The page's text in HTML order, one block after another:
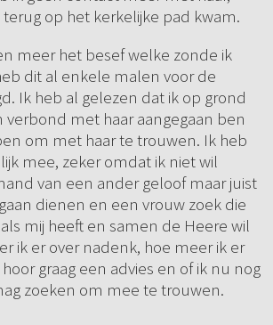
op het kerkelijke pad kwam.
meer het besef welke zonde ik
dit al enkele malen voor de
Ik heb al gelezen dat ik op grond
verbond met haar aangegaan ben
om met haar te trouwen. Ik heb
mee, zeker omdat ik niet wil
van een ander geloof maar juist
dienen en een vrouw zoek die
mij heeft en samen de Heere wil
ik er over nadenk, hoe meer ik er
graag een advies en of ik nu nog
zoeken om mee te trouwen.